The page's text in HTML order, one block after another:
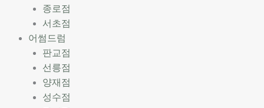
종로점
서초점
어썸드럼
판교점
선릉점
양재점
성수점